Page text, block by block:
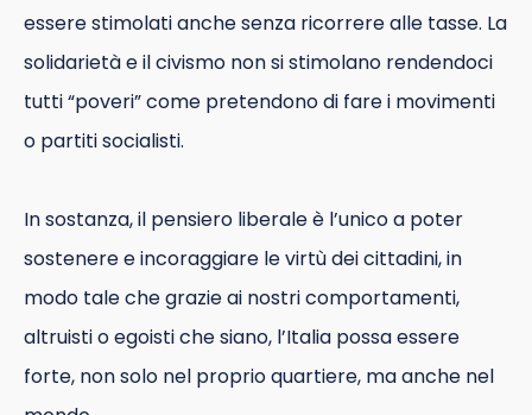
essere stimolati anche senza ricorrere alle tasse. La
solidarietà e il civismo non si stimolano rendendoci
tutti “poveri” come pretendono di fare i movimenti
o partiti socialisti.
In sostanza, il pensiero liberale è l’unico a poter
sostenere e incoraggiare le virtù dei cittadini, in
modo tale che grazie ai nostri comportamenti,
altruisti o egoisti che siano, l’Italia possa essere
forte, non solo nel proprio quartiere, ma anche nel